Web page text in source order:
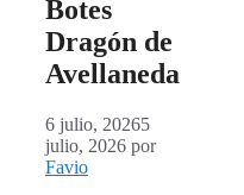
Botes
Dragón de
Avellaneda
6 julio, 20265
julio, 2026 por
Favio